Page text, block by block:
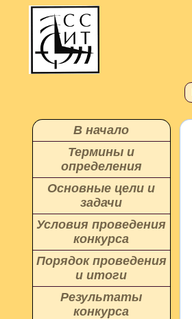
В начало
Термины и
определения
Основные цели и
задачи
Условия проведения
конкурса
Порядок проведения
и итоги
Результаты
конкурса